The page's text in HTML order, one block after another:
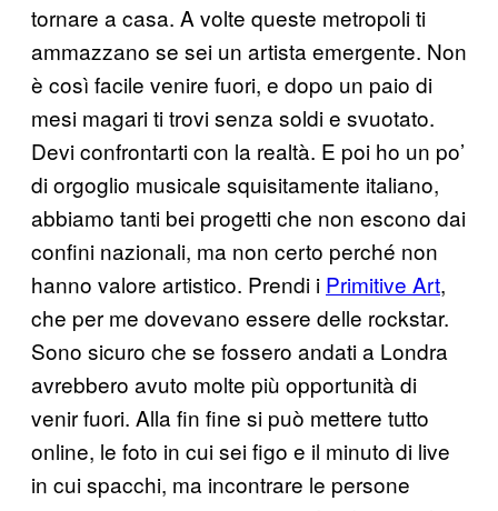
tornare a casa. A volte queste metropoli ti
ammazzano se sei un artista emergente. Non
è così facile venire fuori, e dopo un paio di
mesi magari ti trovi senza soldi e svuotato.
Devi confrontarti con la realtà. E poi ho un po’
di orgoglio musicale squisitamente italiano,
abbiamo tanti bei progetti che non escono dai
confini nazionali, ma non certo perché non
hanno valore artistico. Prendi i Primitive Art,
che per me dovevano essere delle rockstar.
Sono sicuro che se fossero andati a Londra
avrebbero avuto molte più opportunità di
venir fuori. Alla fin fine si può mettere tutto
online, le foto in cui sei figo e il minuto di live
in cui spacchi, ma incontrare le persone